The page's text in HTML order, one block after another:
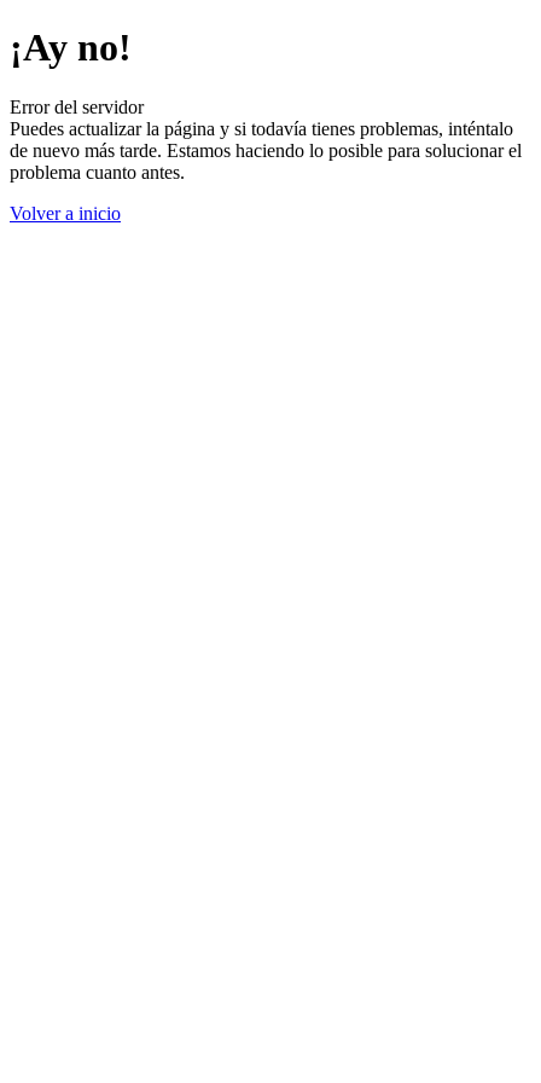
¡Ay no!
Error del servidor
Puedes actualizar la página y si todavía tienes problemas, inténtalo
de nuevo más tarde. Estamos haciendo lo posible para solucionar el
problema cuanto antes.
Volver a inicio